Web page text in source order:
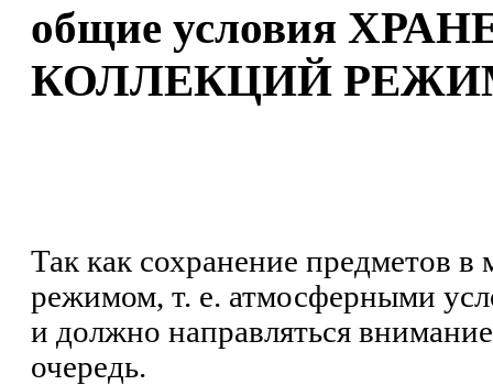
общие условия
КОЛЛЕКЦИЙ
Так как сохранение предметов в
режимом, т. е. атмосферными
и должно направляться
очередь.